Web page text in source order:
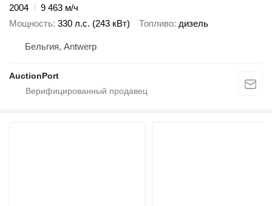
2004
9 463 м/ч
Мощность 330 л.с. (243 кВт) Топливо дизель
Бельгия, Antwerp
AuctionPort